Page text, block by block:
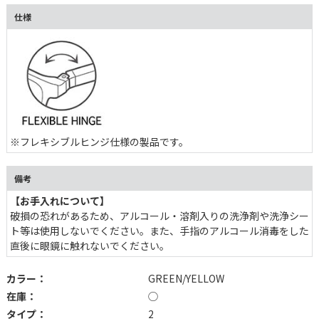
仕様
※フレキシブルヒンジ仕様の製品です。
備考
【お手入れについて】
破損の恐れがあるため、アルコール・溶剤入りの洗浄剤や洗浄シー
ト等は使用しないでください。また、手指のアルコール消毒をした
直後に眼鏡に触れないでください。
カラー：
GREEN/YELLOW
在庫：
◯
タイプ：
2